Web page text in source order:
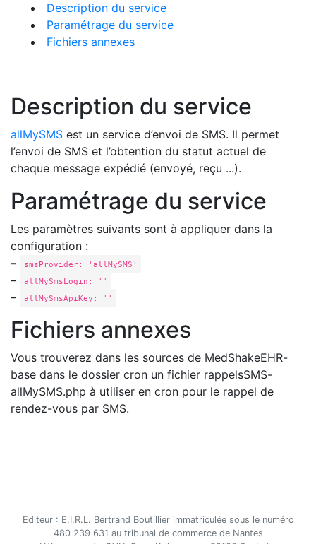
Description du service
Paramétrage du service
Fichiers annexes
Description du service
allMySMS est un service d’envoi de SMS. Il permet
l’envoi de SMS et l’obtention du statut actuel de
chaque message expédié (envoyé, reçu ...).
Paramétrage du service
Les paramètres suivants sont à appliquer dans la
configuration :
–
smsProvider: 'allMySMS'
– allMySmsLogin: ''
– allMySmsApiKey: ''
Fichiers annexes
Vous trouverez dans les sources de MedShakeEHR-
base dans le dossier cron un fichier rappelsSMS-
allMySMS.php à utiliser en cron pour le rappel de
rendez-vous par SMS.
Editeur : E.I.R.L. Bertrand Boutillier immatriculée sous le numéro
480 239 631 au tribunal de commerce de Nantes